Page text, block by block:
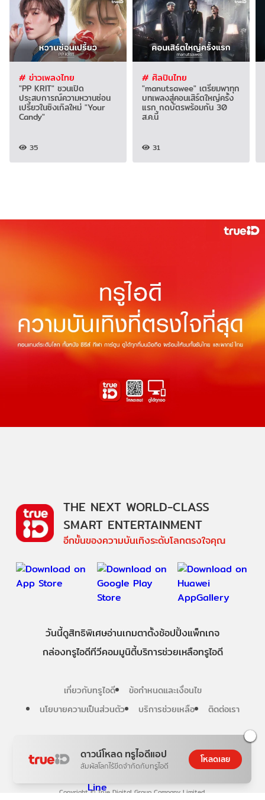
# ข่าวเพลงไทย
"PP KRIT" ชวนเปิด
ประสบการณ์ความหวานซ่อน
เปรี้ยวในซิงเกิลใหม่ "Your
Candy"
35
# ศิลปินไทย
"manutsawee" เตรียมพาทุก
บทเพลงสู่คอนเสิร์ตใหญ่ครั้ง
แรก กดบัตรพร้อมกัน 30
ส.ค.นี้
31
ดาวน์โหลด ทรูไอดีแอป
สัมผัสโลกไร้ขีดจำกัดกับทรูไอดี
โหลดเลย
Copyright © True Digital Group Company Limited.
THE NEXT WORLD-CLASS
SMART ENTERTAINMENT
อีกขั้นของความบันเทิงระดับโลกตรงใจคุณ
วันนี้ดูสิทธิพิเศษอ่านเกมตาตั้งช้อปปิ้งแพ็กเกจ
กล่องทรูไอดีทีวีคอมมูนิตี้บริการช่วยเหลือทรูไอดี
เกี่ยวกับทรูไอดี
ข้อกำหนดและเงื่อนไข
นโยบายความเป็นส่วนตัว
บริการช่วยเหลือ ติดต่อเรา